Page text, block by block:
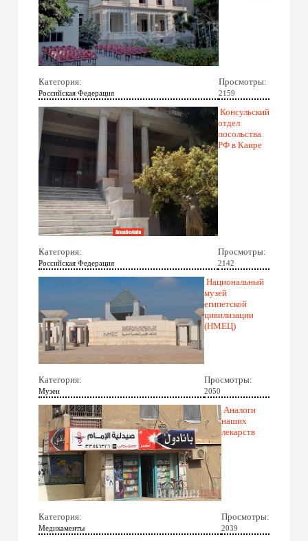
Категория:
Российская Федерация
Просмотры:
2159
Консульский
отдел
посольства
РФ в Каире
Категория:
Российская Федерация
Просмотры:
2142
Национальный
музей
египетской
цивилизации
(НМЕЦ)
Категория:
Музеи
Просмотры:
2050
Аналоги
наших
лекарств
Категория:
Медикаменты
Просмотры:
2039